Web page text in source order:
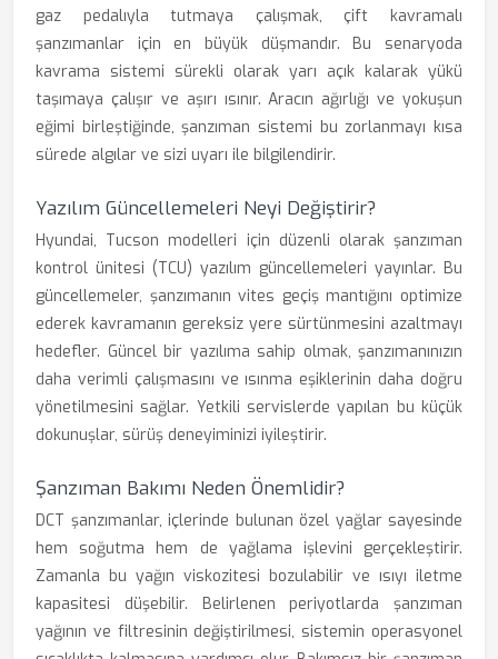
gaz pedalıyla tutmaya çalışmak, çift kavramalı
şanzımanlar için en büyük düşmandır. Bu senaryoda
kavrama sistemi sürekli olarak yarı açık kalarak yükü
taşımaya çalışır ve aşırı ısınır. Aracın ağırlığı ve yokuşun
eğimi birleştiğinde, şanzıman sistemi bu zorlanmayı kısa
sürede algılar ve sizi uyarı ile bilgilendirir.
Yazılım Güncellemeleri Neyi Değiştirir?
Hyundai, Tucson modelleri için düzenli olarak şanzıman
kontrol ünitesi (TCU) yazılım güncellemeleri yayınlar. Bu
güncellemeler, şanzımanın vites geçiş mantığını optimize
ederek kavramanın gereksiz yere sürtünmesini azaltmayı
hedefler. Güncel bir yazılıma sahip olmak, şanzımanınızın
daha verimli çalışmasını ve ısınma eşiklerinin daha doğru
yönetilmesini sağlar. Yetkili servislerde yapılan bu küçük
dokunuşlar, sürüş deneyiminizi iyileştirir.
Şanzıman Bakımı Neden Önemlidir?
DCT şanzımanlar, içlerinde bulunan özel yağlar sayesinde
hem soğutma hem de yağlama işlevini gerçekleştirir.
Zamanla bu yağın viskozitesi bozulabilir ve ısıyı iletme
kapasitesi düşebilir. Belirlenen periyotlarda şanzıman
yağının ve filtresinin değiştirilmesi, sistemin operasyonel